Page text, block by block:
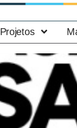
Projetos